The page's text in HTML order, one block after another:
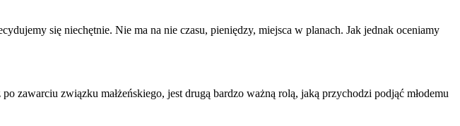
się niechętnie. Nie ma na nie czasu, pieniędzy, miejsca w planach. Jak jednak oceniamy
po zawarciu związku małżeńskiego, jest drugą bardzo ważną rolą, jaką przychodzi podjąć młodemu